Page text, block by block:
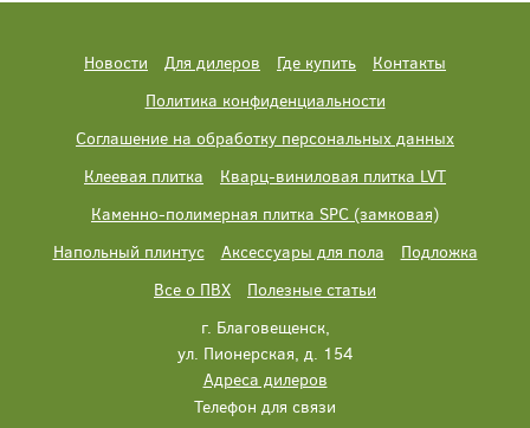
Новости Для дилеров Где купить
Контакты
Политика конфиденциальности
Соглашение на обработку персональных данных
Клеевая плитка
Кварц-виниловая плитка LVT
Каменно-полимерная плитка SPC (замковая)
Напольный плинтус
Аксессуары для пола
Подложка
Все о ПВХ
Полезные статьи
г. Благовещенск,
ул. Пионерская, д. 154
Адреса дилеров
Телефон для связи